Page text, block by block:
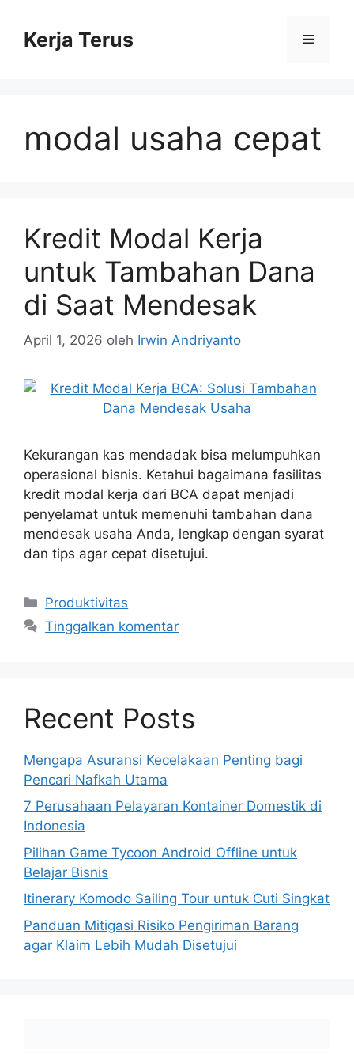
Kerja Terus Menu
modal usaha cepat
Kredit Modal Kerja
untuk Tambahan Dana
di Saat Mendesak
April 1, 2026 oleh Irwin Andriyanto
Kekurangan kas mendadak bisa melumpuhkan
operasional bisnis. Ketahui bagaimana fasilitas
kredit modal kerja dari BCA dapat menjadi
penyelamat untuk memenuhi tambahan dana
mendesak usaha Anda, lengkap dengan syarat
dan tips agar cepat disetujui.
Kategori
Produktivitas
Tinggalkan komentar
Recent Posts
Mengapa Asuransi Kecelakaan Penting bagi
Pencari Nafkah Utama
7 Perusahaan Pelayaran Kontainer Domestik di
Indonesia
Pilihan Game Tycoon Android Offline untuk
Belajar Bisnis
Itinerary Komodo Sailing Tour untuk Cuti Singkat
Panduan Mitigasi Risiko Pengiriman Barang
agar Klaim Lebih Mudah Disetujui